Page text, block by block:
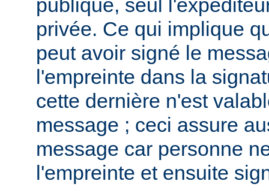
publique, seul
privée. Ce qui implique
peut avoir signé le
l'empreinte dans la
cette dernière n'est
message ; ceci assure
message car personne
l'empreinte et ensuite